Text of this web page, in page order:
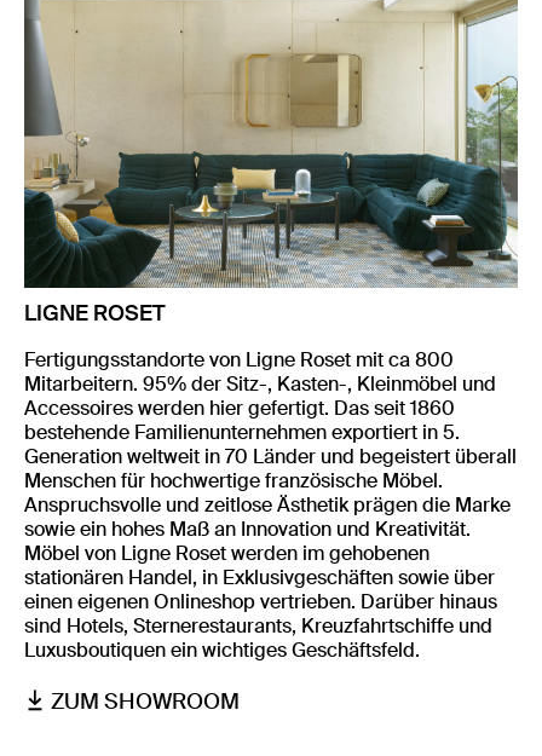
LIGNE ROSET
Fertigungsstandorte von Ligne Roset mit ca 800
Mitarbeitern. 95% der Sitz-, Kasten-, Kleinmöbel und
Accessoires werden hier gefertigt. Das seit 1860
bestehende Familienunternehmen exportiert in 5.
Generation weltweit in 70 Länder und begeistert überall
Menschen für hochwertige französische Möbel.
Anspruchsvolle und zeitlose Ästhetik prägen die Marke
sowie ein hohes Maß an Innovation und Kreativität.
Möbel von Ligne Roset werden im gehobenen
stationären Handel, in Exklusivgeschäften sowie über
einen eigenen Onlineshop vertrieben. Darüber hinaus
sind Hotels, Sternerestaurants, Kreuzfahrtschiffe und
Luxusboutiquen ein wichtiges Geschäftsfeld.
ZUM SHOWROOM